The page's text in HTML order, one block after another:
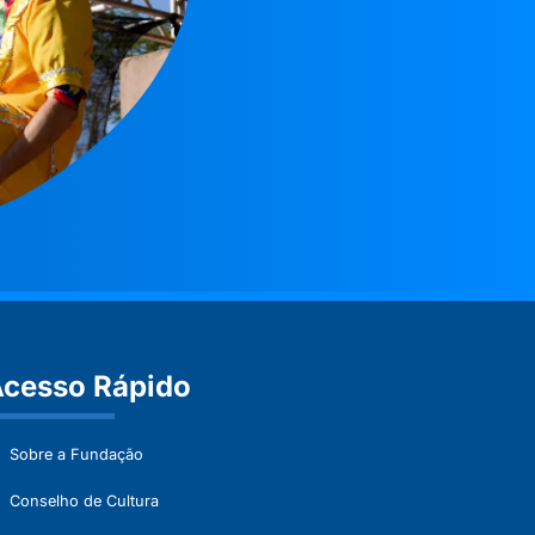
Rápido
Sobre a Fundação
Conselho de Cultura